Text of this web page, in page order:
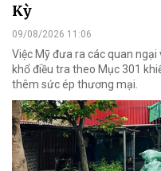
Kỳ
09/08/2026 11:06
Việc Mỹ đưa ra các quan
khổ điều tra theo Mục 301
thêm sức ép thương mại.